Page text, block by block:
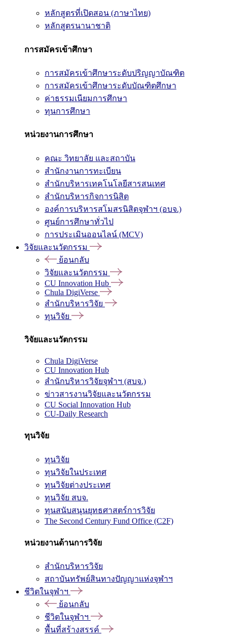
หลักสูตรที่เปิดสอน (ภาษาไทย)
หลักสูตรนานาชาติ
การสมัครเข้าศึกษา
การสมัครเข้าศึกษาระดับปริญญาบัณฑิต
การสมัครเข้าศึกษาระดับบัณฑิตศึกษา
ค่าธรรมเนียมการศึกษา
ทุนการศึกษา
หน่วยงานการศึกษา
คณะ วิทยาลัย และสถาบัน
สำนักงานการทะเบียน
สำนักบริหารเทคโนโลยีสารสนเทศ
สำนักบริหารกิจการนิสิต
องค์การบริหารสโมสรนิสิตจุฬาฯ (อบจ.)
ศูนย์การศึกษาทั่วไป
การประเมินออนไลน์ (MCV)
วิจัยและนวัตกรรม
ย้อนกลับ
วิจัยและนวัตกรรม
CU Innovation Hub
Chula DigiVerse
สำนักบริหารวิจัย
ทุนวิจัย
วิจัยและนวัตกรรม
Chula DigiVerse
CU Innovation Hub
สำนักบริหารวิจัยจุฬาฯ (สบจ.)
ข่าวสารงานวิจัยและนวัตกรรม
CU Social Innovation Hub
CU-Daily Research
ทุนวิจัย
ทุนวิจัย
ทุนวิจัยในประเทศ
ทุนวิจัยต่างประเทศ
ทุนวิจัย สบจ.
ทุนสนับสนุนยุทธศาสตร์การวิจัย
The Second Century Fund Office (C2F)
หน่วยงานด้านการวิจัย
สำนักบริหารวิจัย
สถาบันทรัพย์สินทางปัญญาแห่งจุฬาฯ
ชีวิตในจุฬาฯ
ย้อนกลับ
ชีวิตในจุฬาฯ
พื้นที่สร้างสรรค์